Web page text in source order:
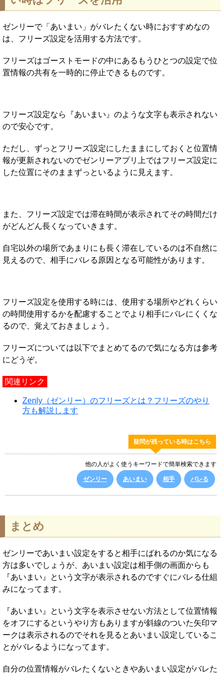
ゼンリーで「あいまい」がバレたくない時におすすめなの
は、フリーズ設定を活用する方法です。
フリーズはゴーストモードの中にあるもうひとつの設定で位
置情報の共有を一時的に停止できるものです。
フリーズ設定なら『あいまい』のような文字も表示されない
ので安心です。
ただし、ずっとフリーズ設定にしたままにしておくと位置情
報が更新されないのでゼンリーアプリ上ではフリーズ設定に
した位置にそのままずっといるように見えます。
また、フリーズ設定では滞在時間が表示されてその時間だけ
がどんどん長くなっていきます。
自宅以外の場所であまりにも長く滞在しているのは不自然に
見えるので、相手にバレる原因となる可能性があります。
フリーズ設定を使用する時には、使用する場所やどれくらい
の時間使用するかを配慮することでより相手にバレにくくな
るので、覚えておきましょう。
フリーズについては以下でまとめてるので気になる方は参考
にどうぞ。
関連リンク
Zenly（ゼンリー）のフリーズとは？フリーズのやり
方も解説します
疑問が残っている時はこちら
他の人がよく使うキーワードで簡単検索できます
ゼンリー あいまい 相手 バレる
まとめ
ゼンリーであいまい設定をすると相手にばれるのか気になる
方は多いでしょうが、あいまい設定は相手側の画面からも
『あいまい』という文字が表示されるのですぐにバレる仕組
みになってます。
『あいまい』という文字を表示させない方法として位置情報
をオフにするというやり方もありますが斜線のついた矢印マ
ークは表示されるのでそれを見るとあいまい設定しているこ
とがバレるようになってます。
自分の位置情報がバレたくないときやあいまい設定がバレた